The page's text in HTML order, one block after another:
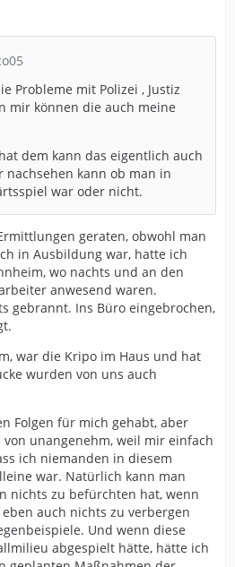
Probleme mit Polizei , Justiz
mir können die auch meine
dem kann das eigentlich auch
nachsehen kann ob man in
war oder nicht.
geraten, obwohl man
in Ausbildung war, hatte ich
wo nachts und an den
anwesend waren.
gebrannt. Ins Büro eingebrochen,
war die Kripo im Haus und hat
wurden von uns auch
Folgen für mich gehabt, aber
von unangenehm, weil mir einfach
ich niemanden in diesem
war. Natürlich kann man
nichts zu befürchten hat, wenn
auch nichts zu verbergen
Und wenn diese
abgespielt hätte, hätte ich